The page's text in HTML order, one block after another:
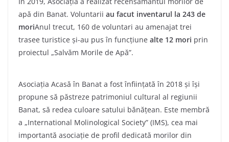
apă din Banat. Voluntarii au facut inventarul la 243 de
moriAnul trecut, 160 de voluntari au amenajat trei
trasee turistice și-au pus în funcțiune alte 12 mori prin
proiectul „Salvăm Morile de Apă”.
Asociația Acasă în Banat a fost înființată în 2018 și își
propune să păstreze patrimoniul cultural al regiunii
Banat, să redea culoare satului bănățean. Este membră
a „International Molinological Society” (IMS), cea mai
importantă asociație de profil dedicată morilor din